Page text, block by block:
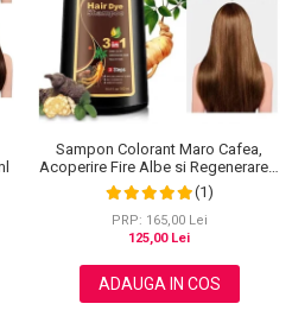
Sampon Colorant Maro Cafea,
Acoperire Fire Albe si Regenerare 3
in 1, #4 Coffee, 500 ml
(1)
PRP: 165,00 Lei
125,00 Lei
ADAUGA IN COS